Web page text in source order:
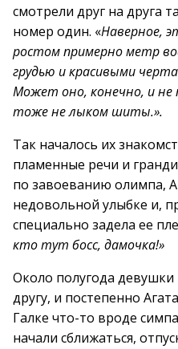
смотрели друг на друга
номер один. «Наверное,
ростом примерно метр
грудью и красивыми
Может оно, конечно, и не
тоже не лыком шиты.».
Так началось их
пламенные речи и
по завоеванию олимпа,
недовольной улыбке и,
специально задела ее
кто тут босс, дамочка!»
Около полугода девушки
другу, и постепенно
Галке что-то вроде
начали сближаться,